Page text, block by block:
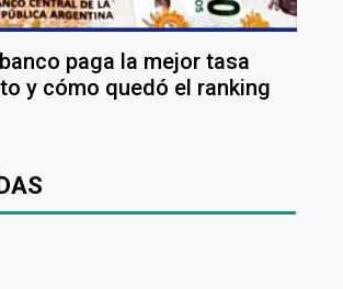
paga la mejor tasa
y cómo quedó el ranking